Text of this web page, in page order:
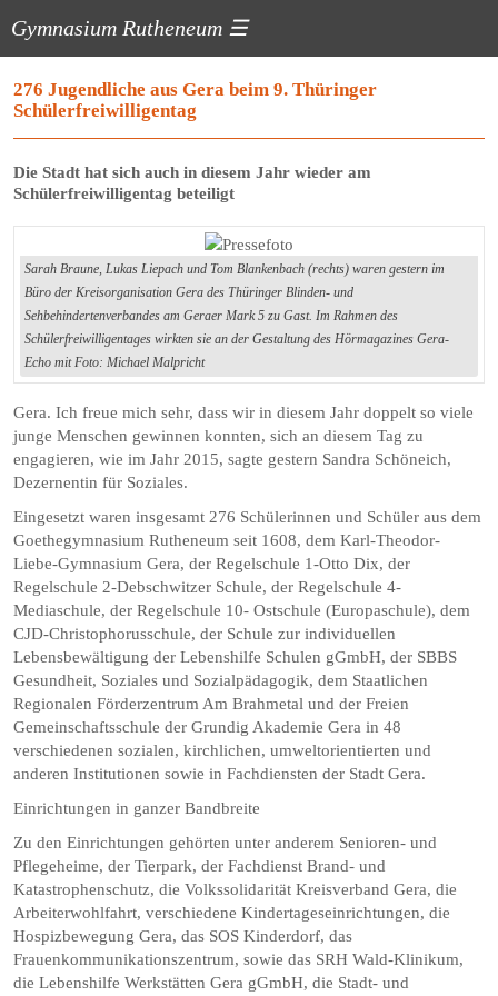
Gymnasium Rutheneum ☰
276 Jugendliche aus Gera beim 9. Thüringer
Schülerfreiwilligentag
Die Stadt hat sich auch in diesem Jahr wieder am
Schülerfreiwilligentag beteiligt
Sarah Braune, Lukas Liepach und Tom Blankenbach (rechts) waren gestern im
Büro der Kreisorganisation Gera des Thüringer Blinden- und
Sehbehindertenverbandes am Geraer Mark 5 zu Gast. Im Rahmen des
Schülerfreiwilligentages wirkten sie an der Gestaltung des Hörmagazines Gera-
Echo mit Foto: Michael Malpricht
Gera. Ich freue mich sehr, dass wir in diesem Jahr doppelt so viele
junge Menschen gewinnen konnten, sich an diesem Tag zu
engagieren, wie im Jahr 2015, sagte gestern Sandra Schöneich,
Dezernentin für Soziales.
Eingesetzt waren insgesamt 276 Schülerinnen und Schüler aus dem
Goethegymnasium Rutheneum seit 1608, dem Karl-Theodor-
Liebe-Gymnasium Gera, der Regelschule 1-Otto Dix, der
Regelschule 2-Debschwitzer Schule, der Regelschule 4-
Mediaschule, der Regelschule 10- Ostschule (Europaschule), dem
CJD-Christophorusschule, der Schule zur individuellen
Lebensbewältigung der Lebenshilfe Schulen gGmbH, der SBBS
Gesundheit, Soziales und Sozialpädagogik, dem Staatlichen
Regionalen Förderzentrum Am Brahmetal und der Freien
Gemeinschaftsschule der Grundig Akademie Gera in 48
verschiedenen sozialen, kirchlichen, umweltorientierten und
anderen Institutionen sowie in Fachdiensten der Stadt Gera.
Einrichtungen in ganzer Bandbreite
Zu den Einrichtungen gehörten unter anderem Senioren- und
Pflegeheime, der Tierpark, der Fachdienst Brand- und
Katastrophenschutz, die Volkssolidarität Kreisverband Gera, die
Arbeiterwohlfahrt, verschiedene Kindertageseinrichtungen, die
Hospizbewegung Gera, das SOS Kinderdorf, das
Frauenkommunikationszentrum, sowie das SRH Wald-Klinikum,
die Lebenshilfe Werkstätten Gera gGmbH, die Stadt- und